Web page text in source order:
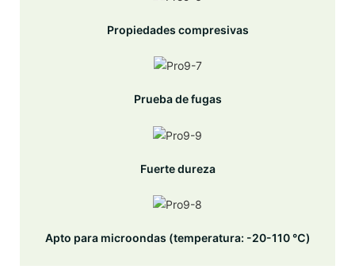
Propiedades compresivas
Prueba de fugas
Fuerte dureza
Apto para microondas (temperatura: -20-110 ℃)